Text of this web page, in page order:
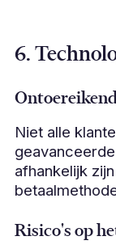
6.
Niet alle
afhankelijk
Risico's op